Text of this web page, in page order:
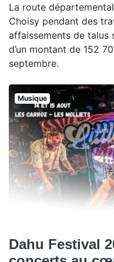
La route
Choisy pendant des
affaissements de talus
d’un montant de 152
septembre.
Musique
Dahu Festival